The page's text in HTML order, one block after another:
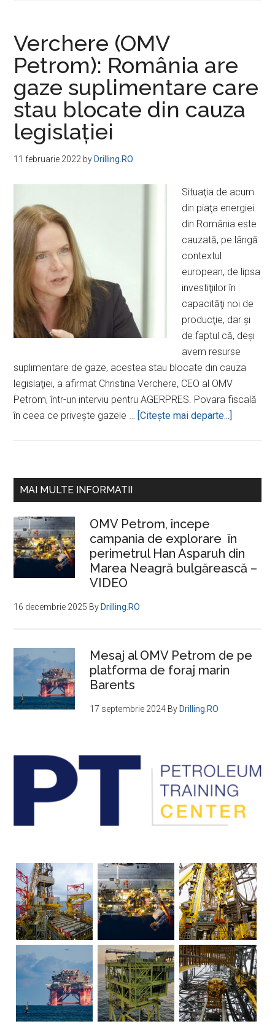
Verchere (OMV
Petrom): România are
gaze suplimentare care
stau blocate din cauza
legislaţiei
11 februarie 2022 by Drilling.RO
Situaţia de acum
din piaţa energiei
din România este
cauzată, pe lângă
contextul
european, de lipsa
investiţiilor în
capacităţi noi de
producţie, dar şi
de faptul că, deşi
avem resurse
suplimentare de gaze, acestea stau blocate din cauza
legislaţiei, a afirmat Christina Verchere, CEO al OMV
Petrom, într-un interviu pentru AGERPRES. Povara fiscală
în ceea ce priveşte gazele … [Citeşte mai departe...]
are
stau
blocate
din
Bara
MAI MULTE INFORMATII
OMV Petrom, începe
campania de explorare în
perimetrul Han Asparuh din
Marea Neagră bulgărească –
VIDEO
16 decembrie 2025 By Drilling.RO
Mesaj al OMV Petrom de pe
platforma de foraj marin
Barents
17 septembrie 2024 By Drilling.RO